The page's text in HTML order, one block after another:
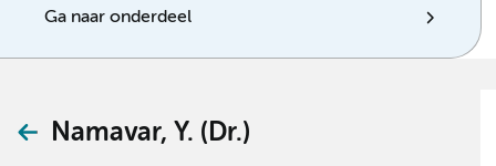
Ga naar onderdeel
Namavar, Y. (Dr.)